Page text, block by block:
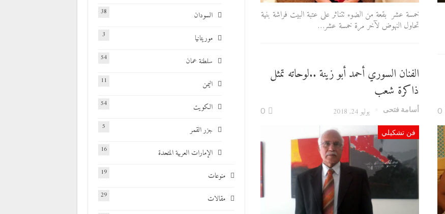
خمسة عشر بقعة من الضوء تتناثر على عتبة البيت فراشة بنية
تحاول النهوض لآخر مرة خمسة عشر…
0
الفنان السوري أحمد أبو زينة ..لوحاته تمثل
ذاكرة شعب
أسامة فتحى يوليو 24, 2018 0
فن تشكيلي
السودان 38
موريتانيا 3
سلطنة عمان 54
اليمن 11
الكويت 54
جزر القمر 5
الإمارات العربية المتحدة 16
منوعات 19
مقالات 29